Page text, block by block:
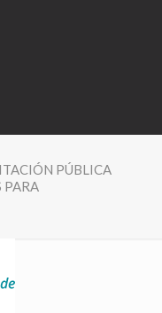
PÚBLICA
PARA